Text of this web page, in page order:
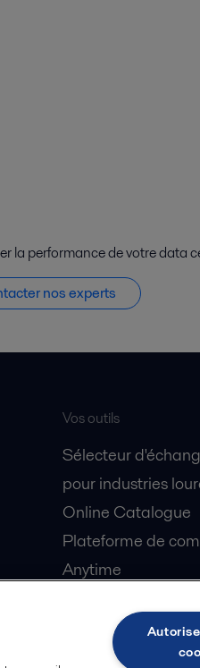
la performance de votre data
nos experts
Vos outils
Sélecteur
pour industries
Online Catalogue
Plateforme de
Anytime
centrifuge